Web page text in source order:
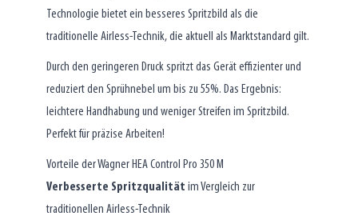
Technologie bietet ein besseres Spritzbild als die
traditionelle Airless-Technik, die aktuell als Marktstandard gilt.
Durch den geringeren Druck spritzt das Gerät effizienter und
reduziert den Sprühnebel um bis zu 55%. Das Ergebnis:
leichtere Handhabung und weniger Streifen im Spritzbild.
Perfekt für präzise Arbeiten!
Vorteile der Wagner HEA Control Pro 350 M
Verbesserte Spritzqualität im Vergleich zur
traditionellen Airless-Technik